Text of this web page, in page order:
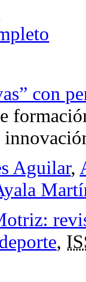
con
Aguilar,
,